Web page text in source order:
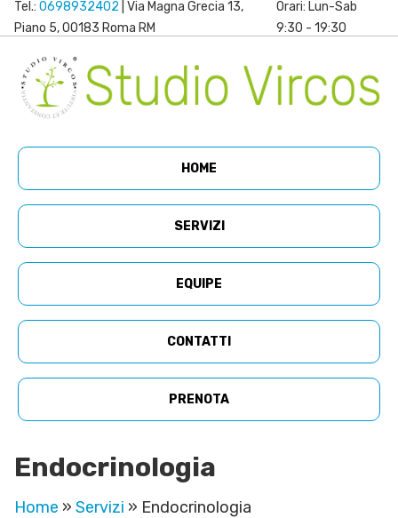
Tel.: 0698932402 | Via Magna Grecia 13,
Piano 5, 00183 Roma RM
Orari: Lun-Sab
9:30 - 19:30
HOME
SERVIZI
EQUIPE
CONTATTI
PRENOTA
Endocrinologia
Home » Servizi » Endocrinologia